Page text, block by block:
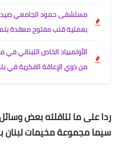
مستشفى حمود الجامعي صيدا
بعملية قلب مفتوح معقدة
الأولمبياد الخاص اللبناني
من ذوي الإعاقة الفكرية في
ردا على ما تتاقلته بعض
سيما مجموعة مخيمات